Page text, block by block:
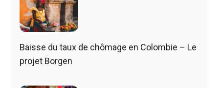
Baisse du taux de chômage en Colombie – Le
projet Borgen